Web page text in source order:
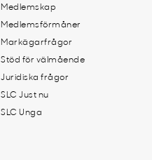
Medlemskap
Medlemsförmåner
Markägarfrågor
Stöd för välmående
Juridiska frågor
SLC Just nu
SLC Unga